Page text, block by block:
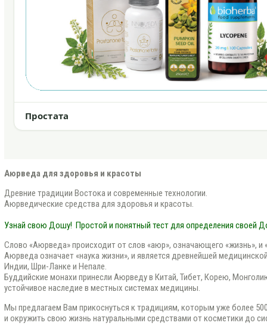
Простата
Аюрведа для здоровья и красоты
Древние традиции Востока и современные технологии.
Аюрведические средства для здоровья и красоты.
Узнай свою Дошу! Простой и понятный тест для определения своей
Слово «Аюрведа» происходит от слов «аюр», означающего «жизнь», и
Аюрведа означает «наука жизни», и является древнейшей
Индии, Шри-Ланке и Непале.
Буддийские монахи принесли Аюрведу в Китай, Тибет, Корею,
устойчивое наследие в местных системах медицины.
Мы предлагаем Вам прикоснуться к традициям, которым уже более
и окружить свою жизнь натуральными средствами от косметики до